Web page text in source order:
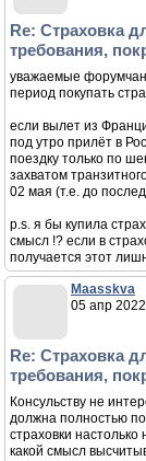
Re: Страховка
требования,
уважаемые
период покупать
если вылет из
под утро прилёт в
поездку только по
захватом
02 мая (т.е. до
p.s. я бы купила
смысл !? если в
получается этот
Maasskva
05 апр
Re: Страховка
требования,
Консульству не
должна полностью
страховки
какой смысл